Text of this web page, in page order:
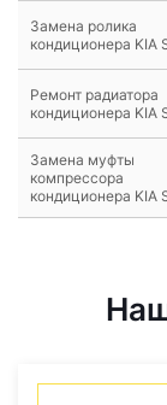
Замена ролика
кондиционера KIA
Ремонт радиатора
кондиционера KIA
Замена муфты
компрессора
кондиционера KIA